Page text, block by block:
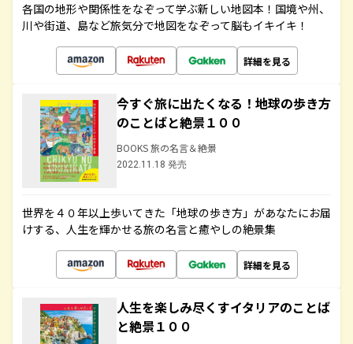
各国の地形や関係性をなぞって学ぶ新しい地図本！国境や州、
川や街道、島など旅気分で地図をなぞって脳もイキイキ！
詳細を見る
今すぐ旅に出たくなる！地球の歩き方
のことばと絶景１００
BOOKS 旅の名言＆絶景
2022.11.18 発売
世界を４０年以上歩いてきた「地球の歩き方」があなたにお届
けする、人生を輝かせる旅の名言と癒やしの絶景集
詳細を見る
人生を楽しみ尽くすイタリアのことば
と絶景１００